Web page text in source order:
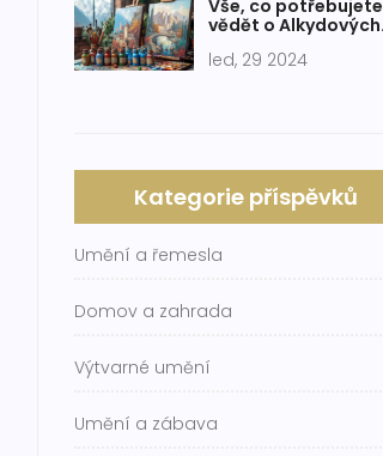
Vše, co potřebujete
vědět o Alkydových
začátečníky
led, 29 2024
Kategorie příspěvků
Umění a řemesla
Domov a zahrada
Výtvarné umění
Umění a zábava